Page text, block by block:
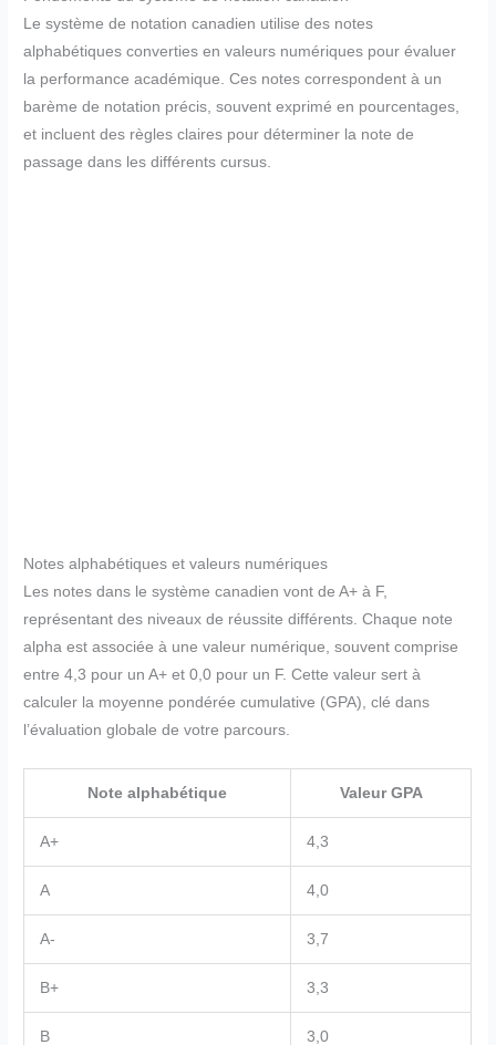
Le système de notation canadien utilise des notes
alphabétiques converties en valeurs numériques pour évaluer
la performance académique. Ces notes correspondent à un
barème de notation précis, souvent exprimé en pourcentages,
et incluent des règles claires pour déterminer la note de
passage dans les différents cursus.
Notes alphabétiques et valeurs numériques
Les notes dans le système canadien vont de A+ à F,
représentant des niveaux de réussite différents. Chaque note
alpha est associée à une valeur numérique, souvent comprise
entre 4,3 pour un A+ et 0,0 pour un F. Cette valeur sert à
calculer la moyenne pondérée cumulative (GPA), clé dans
l’évaluation globale de votre parcours.
Note alphabétique Valeur GPA
A+ 4,3
A 4,0
A- 3,7
B+ 3,3
B 3,0